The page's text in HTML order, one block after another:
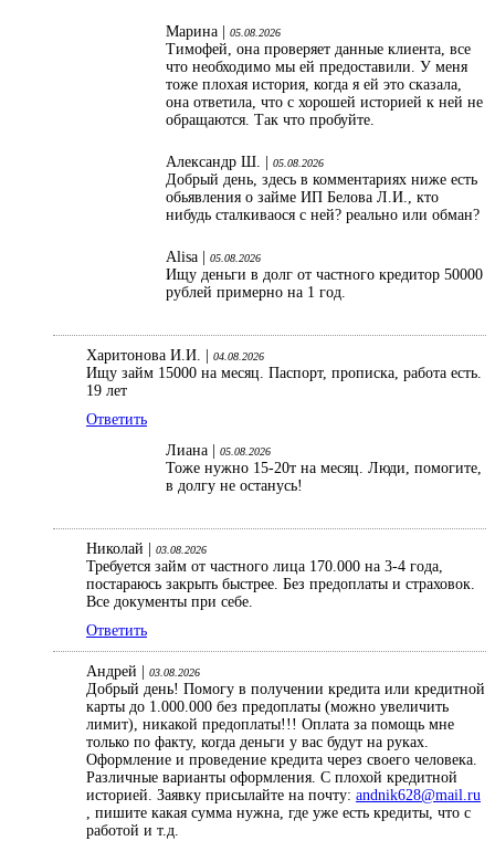
Марина | 05.08.2026
Тимофей, она проверяет данные клиента, все
что необходимо мы ей предоставили. У меня
тоже плохая история, когда я ей это сказала,
она ответила, что с хорошей историей к ней не
обращаются. Так что пробуйте.
Александр Ш. | 05.08.2026
Добрый день, здесь в комментариях ниже есть
обьявления о займе ИП Белова Л.И., кто
нибудь сталкиваося с ней? реально или обман?
Alisa | 05.08.2026
Ищу деньги в долг от частного кредитор 50000
рублей примерно на 1 год.
Харитонова И.И. | 04.08.2026
Ищу займ 15000 на месяц. Паспорт, прописка, работа есть.
19 лет
Ответить
Лиана |
05.08.2026
Тоже нужно 15-20т на месяц. Люди, помогите,
в долгу не останусь!
Николай | 03.08.2026
Требуется займ от частного лица 170.000 на 3-4 года,
постараюсь закрыть быстрее. Без предоплаты и страховок.
Все документы при себе.
Ответить
Андрей | 03.08.2026
Добрый день! Помогу в получении кредита или кредитной
карты до 1.000.000 без предоплаты (можно увеличить
лимит), никакой предоплаты!!! Оплата за помощь мне
только по факту, когда деньги у вас будут на руках.
Оформление и проведение кредита через своего человека.
Различные варианты оформления. С плохой кредитной
историей. Заявку присылайте на почту: andnik628@mail.ru
, пишите какая сумма нужна, где уже есть кредиты, что с
работой и т.д.